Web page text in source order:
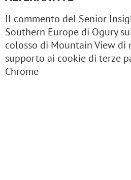
Il commento del Senior
Southern Europe di Ogury
colosso di Mountain View
supporto ai cookie di terze
Chrome